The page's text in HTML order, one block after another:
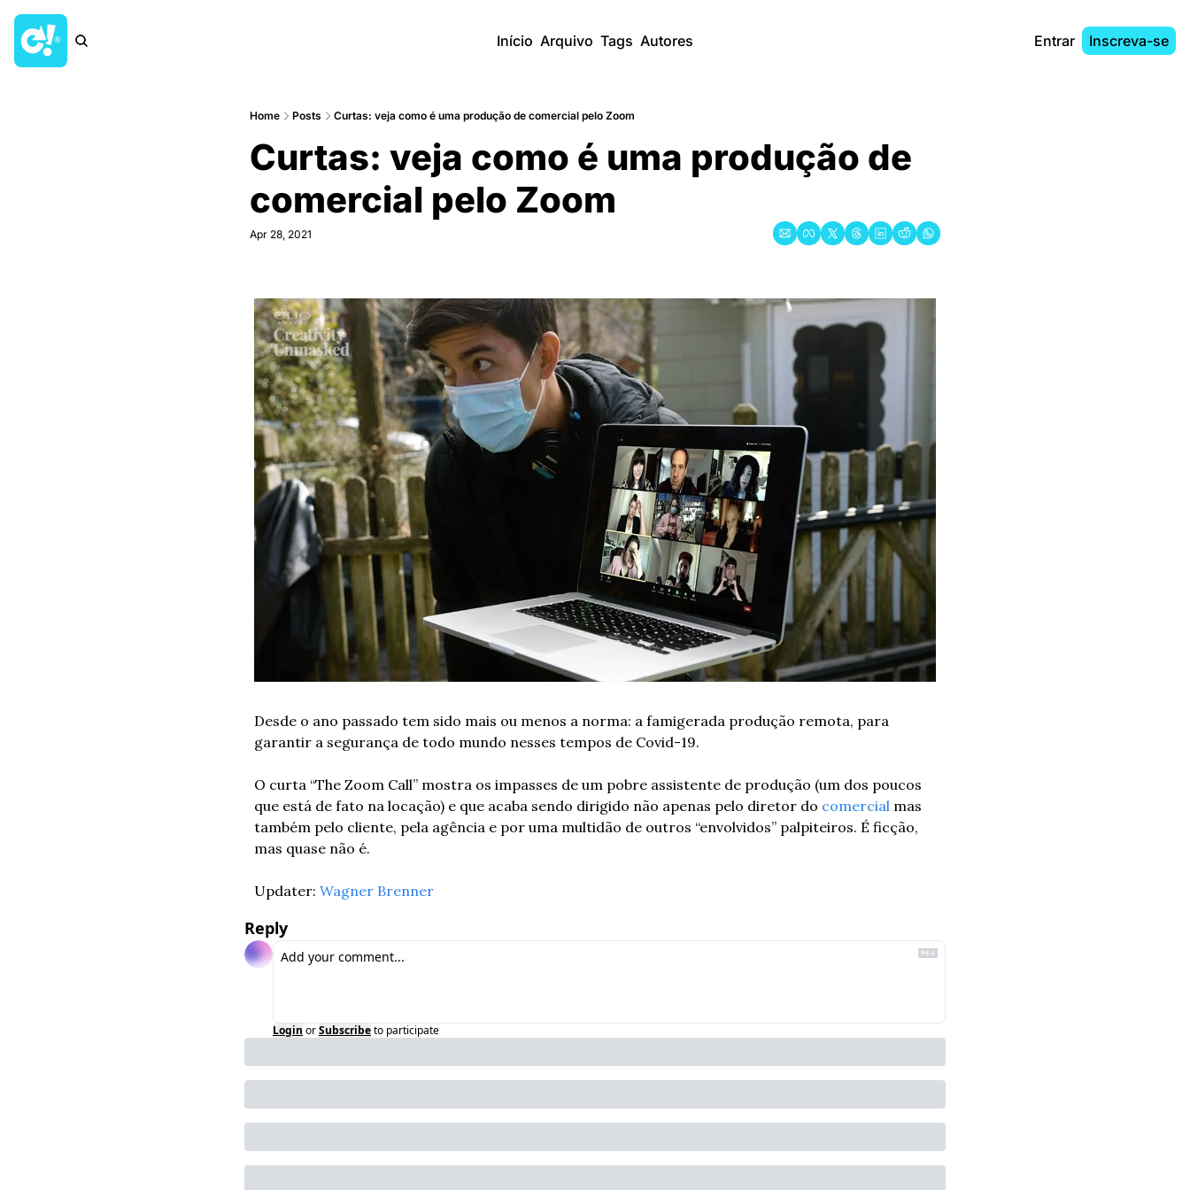
Início Arquivo Tags Autores Entrar Inscreva-se
Home Posts Curtas: veja como é uma produção de comercial pelo Zoom
Curtas: veja como é uma produção de
comercial pelo Zoom
Apr 28, 2021
Desde o ano passado tem sido mais ou menos a norma: a famigerada produção remota, para
garantir a segurança de todo mundo nesses tempos de Covid-19.
O curta “The Zoom Call” mostra os impasses de um pobre assistente de produção (um dos poucos
que está de fato na locação) e que acaba sendo dirigido não apenas pelo diretor do comercial mas
também pelo cliente, pela agência e por uma multidão de outros “envolvidos” palpiteiros. É ficção,
mas quase não é.
Updater: Wagner Brenner
Reply
Login orSubscribeto participate